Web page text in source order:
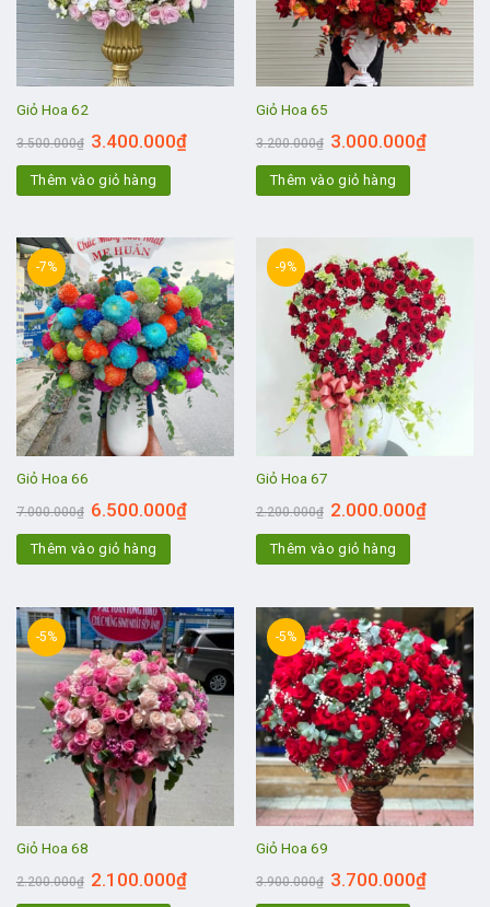
Giỏ Hoa 62
3.500.000₫ 3.400.000₫
Thêm vào giỏ hàng
Giỏ Hoa 65
3.200.000₫ 3.000.000₫
Thêm vào giỏ hàng
-7%
Giỏ Hoa 66
7.000.000₫ 6.500.000₫
Thêm vào giỏ hàng
-9%
Giỏ Hoa 67
2.200.000₫ 2.000.000₫
Thêm vào giỏ hàng
-5%
Giỏ Hoa 68
2.200.000₫ 2.100.000₫
-5%
Giỏ Hoa 69
3.900.000₫ 3.700.000₫